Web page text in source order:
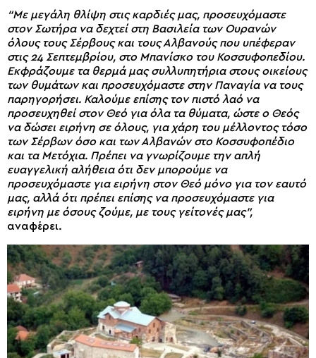
“Με μεγάλη θλίψη στις καρδιές μας, προσευχόμαστε
στον Σωτήρα να δεχτεί στη Βασιλεία των Ουρανών
όλους τους Σέρβους και τους Αλβανούς που υπέφεραν
στις 24 Σεπτεμβρίου, στο Μπανίσκο του Κοσσυφοπεδίου.
Εκφράζουμε τα θερμά μας συλλυπητήρια στους οικείους
των θυμάτων και προσευχόμαστε στην Παναγία να τους
παρηγορήσει. Καλούμε επίσης τον πιστό λαό να
προσευχηθεί στον Θεό για όλα τα θύματα, ώστε ο Θεός
να δώσει ειρήνη σε όλους, για χάρη του μέλλοντος τόσο
των Σέρβων όσο και των Αλβανών στο Κοσσυφοπέδιο
και τα Μετόχια. Πρέπει να γνωρίζουμε την απλή
ευαγγελική αλήθεια ότι δεν μπορούμε να
προσευχόμαστε για ειρήνη στον Θεό μόνο για τον εαυτό
μας, αλλά ότι πρέπει επίσης να προσευχόμαστε για
ειρήνη με όσους ζούμε, με τους γείτονές μας”,
αναφέρει.